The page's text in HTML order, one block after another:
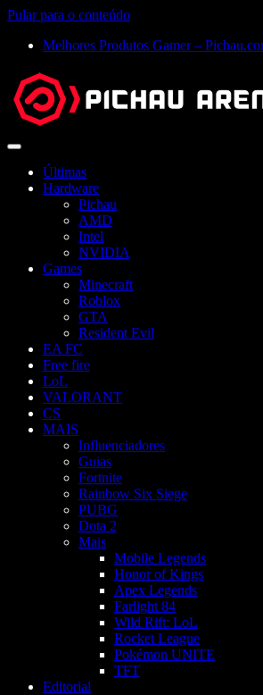
Pular para o conteúdo
Melhores Produtos Gamer –
Abrir
Últimas
Hardware
Pichau
AMD
Intel
NVIDIA
Games
Minecraft
Roblox
GTA
Resident Evil
EA FC
Free fire
LoL
VALORANT
CS
MAIS
Influenciadores
Guias
Fortnite
Rainbow Six Siege
PUBG
Dota 2
Mais
Mobile Legends
Honor of Kings
Apex Legends
Farlight 84
Wild Rift: LoL
Rocket League
Pokémon UNITE
TFT
Editorial